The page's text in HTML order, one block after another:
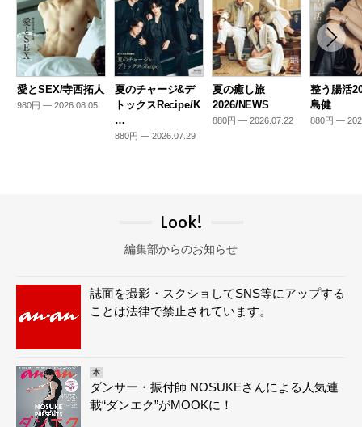
愛とSEX/寺西拓人
980円 — 2026.08.05
夏のチャージ&デ
トックスRecipe/K
…
880円 — 2026.07.29
夏の癒し旅
2026/NEWS
880円 — 2026.07.22
整う腸活
島健
880円 —
Look!
編集部からのお知らせ
誌面を撮影・スクショしてSNS等にアップする
ことは法律で禁止されています。
本
ダンサー・振付師 NOSUKEさんによる人気連
載“ダンエク”がMOOKに！